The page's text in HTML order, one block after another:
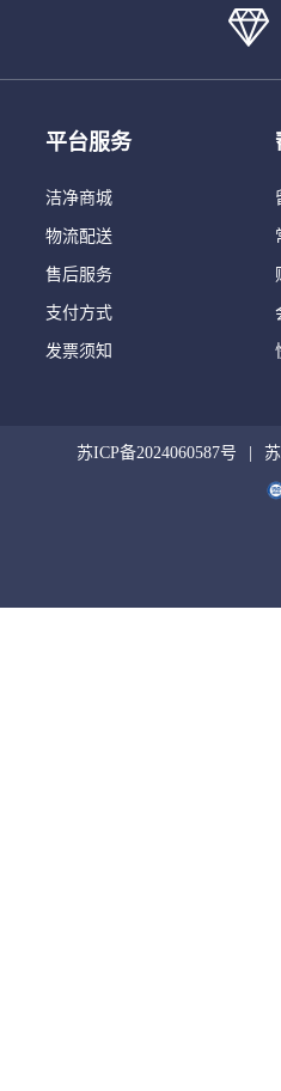
平台服务
洁净商城
物流配送
售后服务
支付方式
发票须知
苏ICP备2024060587号